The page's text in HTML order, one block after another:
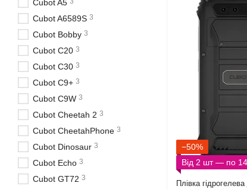
−50%
Від 2 шт — по
Плівка
Cubot A5
Cubot A6589S 3
Cubot Bobby 3
Cubot C20 3
Cubot C30 3
Cubot C9+ 3
Cubot C9W 3
Cubot Cheetah 2 3
Cubot CheetahPhone 3
Cubot Dinosaur 3
Cubot Echo 3
Cubot GT72 3